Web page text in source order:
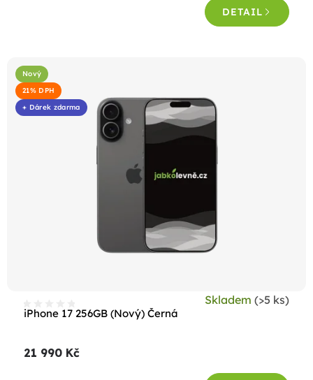
DETAIL
Nový
21% DPH
+ Dárek zdarma
iPhone 17 256GB (Nový) Černá
Skladem (>5 ks)
21 990 Kč